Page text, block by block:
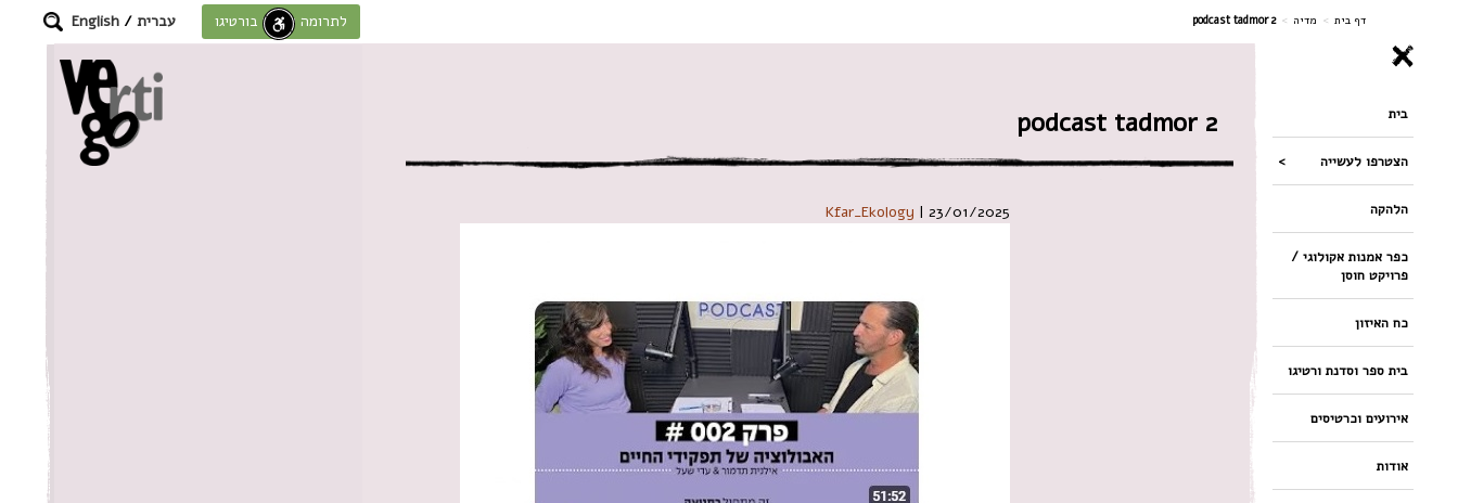
דף בית > מדיה >
podcast tadmor 2 לתרומה לחוסן בורטיגו עברית /
English
בית
הצטרפו לעשייה
הלהקה
כפר אמנות אקולוגי /
פרויקט חוסן
כח האיזון
בית ספר וסדנת ורטיגו
אירועים וכרטיסים
אודות
podcast tadmor 2
Kfar_Ekology |23/01/2025